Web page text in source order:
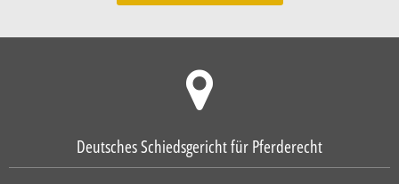
Deutsches Schiedsgericht für Pferderecht